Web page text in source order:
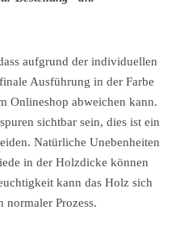
aufgrund der individuellen
Ausführung in der Farbe
Onlineshop abweichen kann.
sichtbar sein, dies ist ein
Natürliche Unebenheiten
in der Holzdicke können
kann das Holz sich
normaler Prozess.